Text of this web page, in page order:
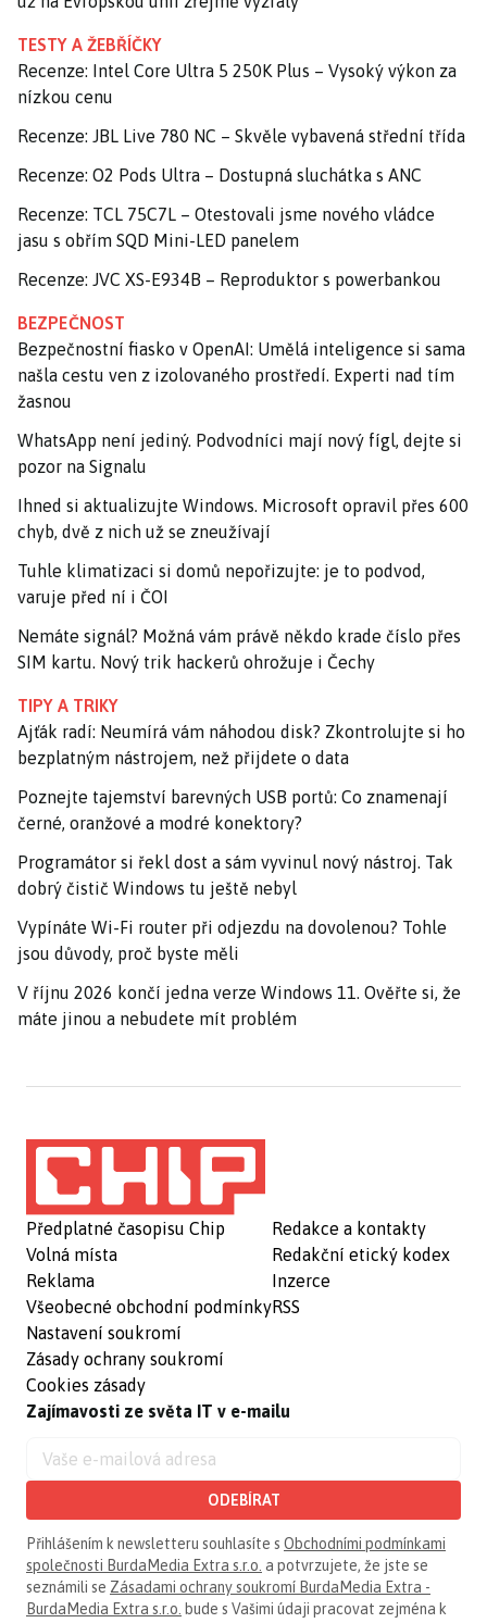
TESTY A ŽEBŘÍČKY
Recenze: Intel Core Ultra 5 250K Plus – Vysoký výkon za
nízkou cenu
Recenze: JBL Live 780 NC – Skvěle vybavená střední třída
Recenze: O2 Pods Ultra – Dostupná sluchátka s ANC
Recenze: TCL 75C7L – Otestovali jsme nového vládce
jasu s obřím SQD Mini-LED panelem
Recenze: JVC XS-E934B – Reproduktor s powerbankou
BEZPEČNOST
Bezpečnostní fiasko v OpenAI: Umělá inteligence si sama
našla cestu ven z izolovaného prostředí. Experti nad tím
žasnou
WhatsApp není jediný. Podvodníci mají nový fígl, dejte si
pozor na Signalu
Ihned si aktualizujte Windows. Microsoft opravil přes 600
chyb, dvě z nich už se zneužívají
Tuhle klimatizaci si domů nepořizujte: je to podvod,
varuje před ní i ČOI
Nemáte signál? Možná vám právě někdo krade číslo přes
SIM kartu. Nový trik hackerů ohrožuje i Čechy
TIPY A TRIKY
Ajťák radí: Neumírá vám náhodou disk? Zkontrolujte si ho
bezplatným nástrojem, než přijdete o data
Poznejte tajemství barevných USB portů: Co znamenají
černé, oranžové a modré konektory?
Programátor si řekl dost a sám vyvinul nový nástroj. Tak
dobrý čistič Windows tu ještě nebyl
Vypínáte Wi-Fi router při odjezdu na dovolenou? Tohle
jsou důvody, proč byste měli
V říjnu 2026 končí jedna verze Windows 11. Ověřte si, že
máte jinou a nebudete mít problém
Předplatné časopisu Chip
Volná místa
Reklama
Všeobecné obchodní podmínky
Nastavení soukromí
Zásady ochrany soukromí
Cookies zásady
Redakce a kontakty
Redakční etický kodex
Inzerce
RSS
Zajímavosti ze světa IT v e-mailu
ODEBÍRAT
Přihlášením k newsletteru souhlasíte s Obchodními podmínkami
společnosti BurdaMedia Extra s.r.o. a potvrzujete, že jste se
seznámili se Zásadami ochrany soukromí BurdaMedia Extra -
BurdaMedia Extra s.r.o. bude s Vašimi údaji pracovat zejména k